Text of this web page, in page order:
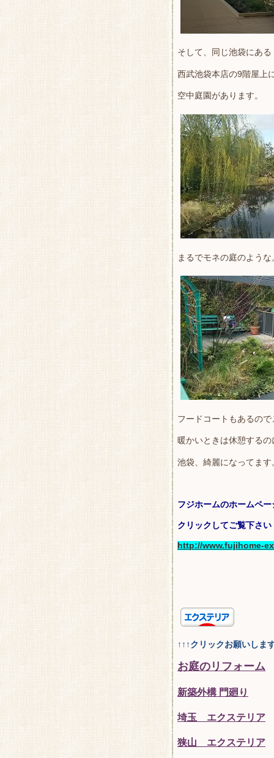
そして、同じ池袋にある
西武池袋本店の9階屋上
空中庭園があります。
まるでモネの庭のような
フードコートもあるので
暖かいときは休憩する
池袋、綺麗になってます
フジホームのホームペー
クリックしてご覧下さい
http://www.fujihome-
↑↑↑クリックお願いしま
お庭のリフォーム
新築外構 門廻り
埼玉 エクステリア
狭山 エクステリア